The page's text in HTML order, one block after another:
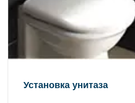
Установка унитаза